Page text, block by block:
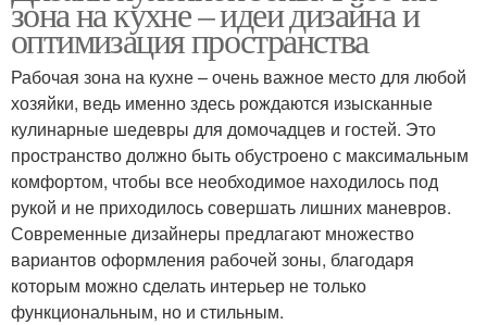
зона на кухне – идеи дизайна и
оптимизация пространства
Рабочая зона на кухне – очень важное место для любой
хозяйки, ведь именно здесь рождаются изысканные
кулинарные шедевры для домочадцев и гостей. Это
пространство должно быть обустроено с максимальным
комфортом, чтобы все необходимое находилось под
рукой и не приходилось совершать лишних маневров.
Современные дизайнеры предлагают множество
вариантов оформления рабочей зоны, благодаря
которым можно сделать интерьер не только
функциональным, но и стильным.